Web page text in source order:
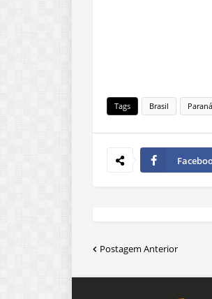
Tags Brasil Paraná
Postagem Anterior